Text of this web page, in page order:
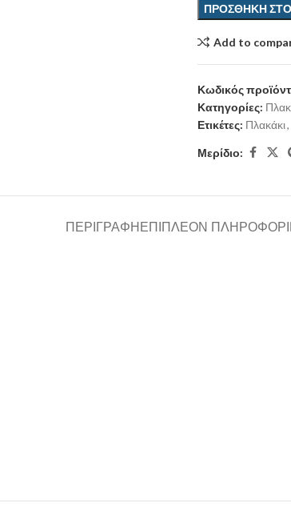
ΠΡΟΣΘΉΚΗ
Add to
Κωδικός
Κατηγορίες:
Ετικέτες: Πλακάκι,
Μερίδιο:
ΠΕΡΙΓΡΑΦΉ ΕΠΙΠΛΈΟΝ